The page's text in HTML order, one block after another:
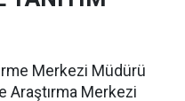
Merkezi Müdürü
Araştırma Merkezi